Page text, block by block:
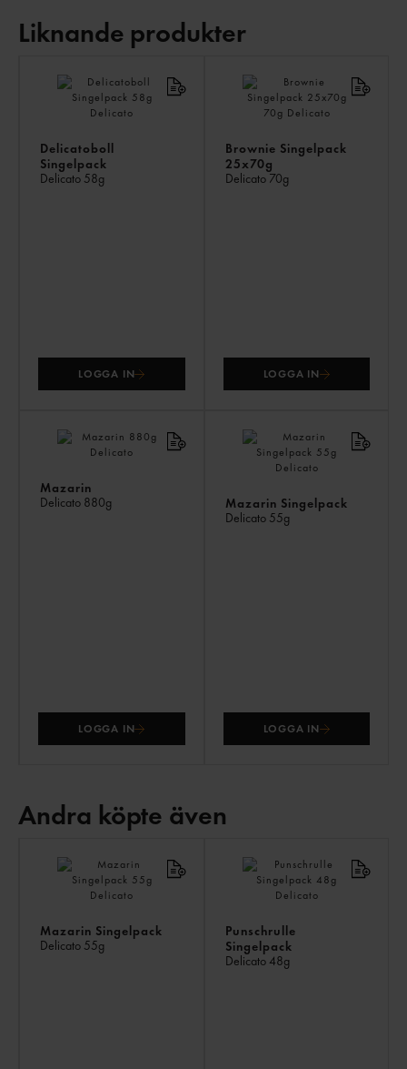
Liknande produkter
Delicatoboll
Singelpack
Delicato 58g
LOGGA IN
Brownie Singelpack
25x70g
Delicato 70g
LOGGA IN
Mazarin
Delicato 880g
LOGGA IN
Mazarin Singelpack
Delicato 55g
LOGGA IN
Andra köpte även
Mazarin Singelpack
Delicato 55g
Punschrulle
Singelpack
Delicato 48g